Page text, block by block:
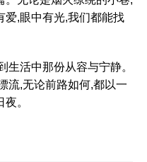
爱,眼中有光,我们都能找
生活中那份从容与宁静。
流,无论前路如何,都以一
。